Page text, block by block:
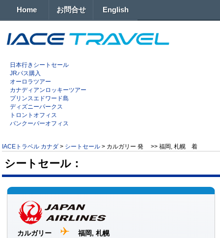
Home お問合せ English
日本行きシートセール
JRパス購入
オーロラツアー
カナディアンロッキーツアー
プリンスエドワード島
ディズニーパークス
トロントオフィス
バンクーバーオフィス
IACEトラベル カナダ > シートセール > カルガリー 発 >> 福岡, 札幌 着
シートセール：
カルガリー 福岡, 札幌